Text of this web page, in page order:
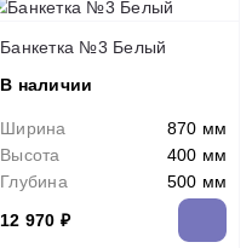
Банкетка №3 Белый
В наличии
Ширина
870 мм
Высота
400 мм
Глубина
500 мм
12 970 ₽